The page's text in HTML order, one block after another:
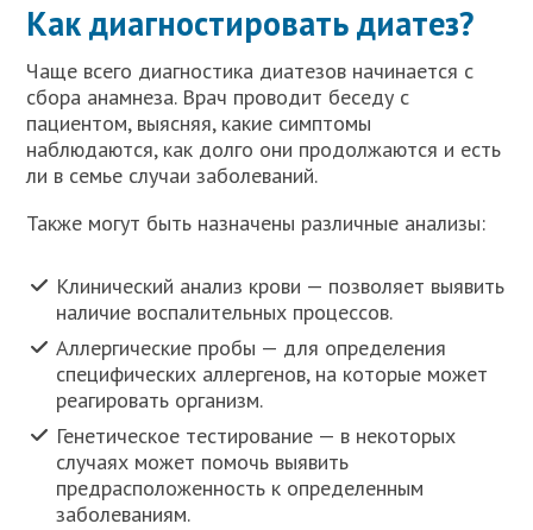
Как диагностировать диатез?
Чаще всего диагностика диатезов начинается с
сбора анамнеза. Врач проводит беседу с
пациентом, выясняя, какие симптомы
наблюдаются, как долго они продолжаются и есть
ли в семье случаи заболеваний.
Также могут быть назначены различные анализы:
Клинический анализ крови — позволяет выявить
наличие воспалительных процессов.
Аллергические пробы — для определения
специфических аллергенов, на которые может
реагировать организм.
Генетическое тестирование — в некоторых
случаях может помочь выявить
предрасположенность к определенным
заболеваниям.